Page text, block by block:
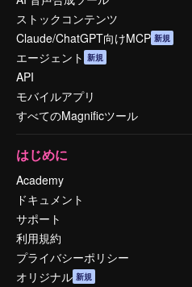
ストックコンテンツ
Claude/ChatGPT向けMCP 新規
エージェント 新規
API
モバイルアプリ
すべてのMagnificツール
はじめに
Academy
ドキュメント
サポート
利用規約
プライバシーポリシー
オリジナル 新規